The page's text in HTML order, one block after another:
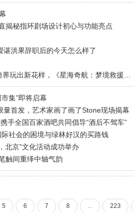
揭秘指环剧场设计初心与功能亮点
谌洪果辞职后的今天怎么样了
集”即将启幕
量首发，艺术家画了画了Stone现场揭幕
手全国百家酒吧共同倡导“酒后不驾车”
社会的困境与绿林好汉的买路钱
北京”文化活动成功举办
触间重绎中轴气韵
5 6 7 8 ... 223